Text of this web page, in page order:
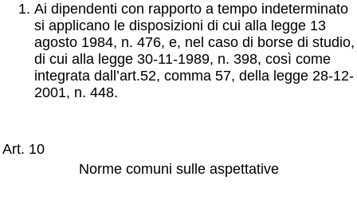
Ai dipendenti con rapporto a tempo indeterminato
si applicano le disposizioni di cui alla legge 13
agosto 1984, n. 476, e, nel caso di borse di studio,
di cui alla legge 30-11-1989, n. 398, così come
integrata dall’art.52, comma 57, della legge 28-12-
2001, n. 448.
Art. 10
Norme comuni sulle aspettative